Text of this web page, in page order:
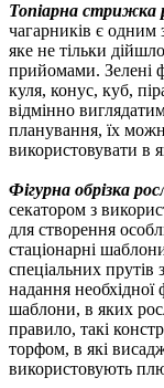
Топіарна стрижка
чагарників є одним
яке не тільки
прийомами. Зелені
куля, конус, куб,
відмінно
планування, їх
використовувати в
Фігурна обрізка
секатором з
для створення
стаціонарні
спеціальних
надання необхідної
шаблони, в яких
правило, такі
торфом, в які
використовують